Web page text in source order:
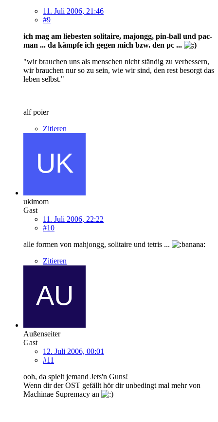
11. Juli 2006, 21:46
#9
ich mag am liebesten solitaire, majongg, pin-ball und pac-
man ... da kämpfe ich gegen mich bzw. den pc ...
"wir brauchen uns als menschen nicht ständig zu verbessern,
wir brauchen nur so zu sein, wie wir sind, den rest besorgt das
leben selbst."
alf poier
Zitieren
ukimom
Gast
11. Juli 2006, 22:22
#10
alle formen von mahjongg, solitaire und tetris ...
Zitieren
Außenseiter
Gast
12. Juli 2006, 00:01
#11
ooh, da spielt jemand Jets'n Guns!
Wenn dir der OST gefällt hör dir unbedingt mal mehr von
Machinae Supremacy an